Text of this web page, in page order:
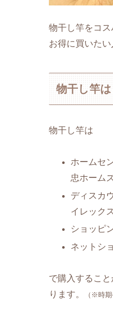
物干し竿をコ
お得に買いたい
物干し竿
物干し竿は
ホームセ
忠ホーム
ディスカ
イレック
ショッピ
ネットシ
で購入するこ
ります。
（※時